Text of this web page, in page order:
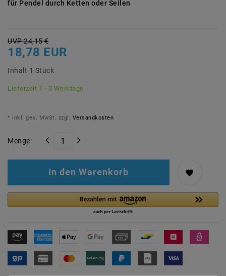
für Pendel durch Ketten oder Seilen
UVP 24,15 €
18,78 EUR
Inhalt 1 Stück
Lieferzeit 1 - 3 Werktage
* inkl. ges. MwSt. zzgl. Versandkosten
Menge:
In den Warenkorb